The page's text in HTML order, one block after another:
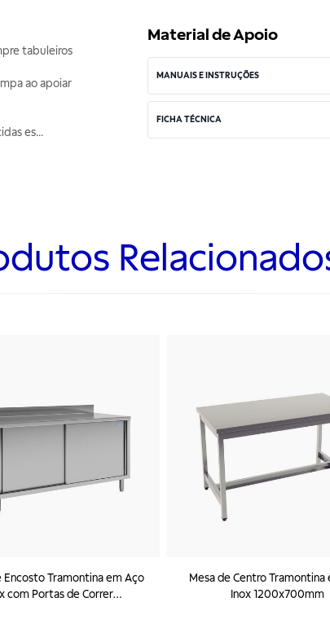
tabuleiros
ao apoiar
es...
Material de Apoio
MANUAIS E INSTRUÇÕES
FICHA TÉCNICA
Encosto Tramontina em Aço
com Portas de Correr
Mesa de Centro Tramontina
Inox 1200x700mm